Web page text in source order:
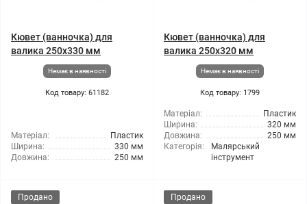
Кювет (ванночка) для
валика 250x330 мм
Немає в наявності
Код товару: 61182
Матеріал:
Пластик
Ширина:
330 мм
Довжина:
250 мм
Кювет (ванночка) для
валика 250x320 мм
Немає в наявності
Код товару: 1799
Матеріал:
Пластик
Ширина:
320 мм
Довжина:
250 мм
Категорія:
Малярський
інструмент
Продано Продано